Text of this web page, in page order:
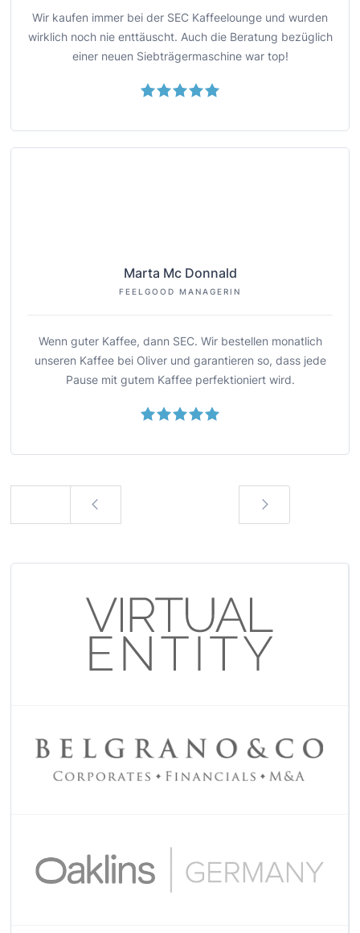
Wir kaufen immer bei der SEC Kaffeelounge und wurden
wirklich noch nie enttäuscht. Auch die Beratung bezüglich
einer neuen Siebträgermaschine war top!
Marta Mc Donnald
FEELGOOD MANAGERIN
Wenn guter Kaffee, dann SEC. Wir bestellen monatlich
unseren Kaffee bei Oliver und garantieren so, dass jede
Pause mit gutem Kaffee perfektioniert wird.